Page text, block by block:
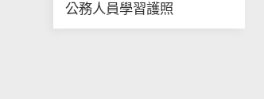
公務人員學習護照